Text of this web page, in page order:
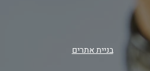
בניית אתרים